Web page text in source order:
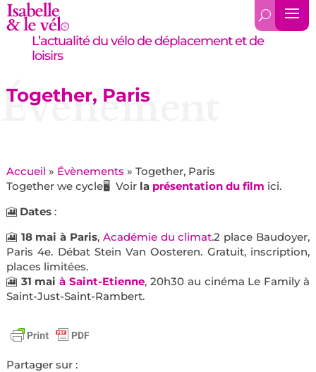
L’actualité du vélo de déplacement et de
loisirs
Together, Paris
Évènement
Accueil » Évènements » Together, Paris
Together we cycle🖥 Voir la présentation du film ici.
🎦 Dates:
🎦 18 mai à Paris, Académie du climat.2 place Baudoyer,
Paris 4e. Débat Stein Van Oosteren. Gratuit, inscription,
places limitées.
🎦 31 maià Saint-Etienne, 20h30 au cinéma Le Family à
Saint-Just-Saint-Rambert.
Partager sur :